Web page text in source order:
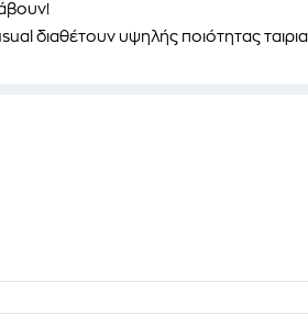
διαθέτουν υψηλής ποιότητας